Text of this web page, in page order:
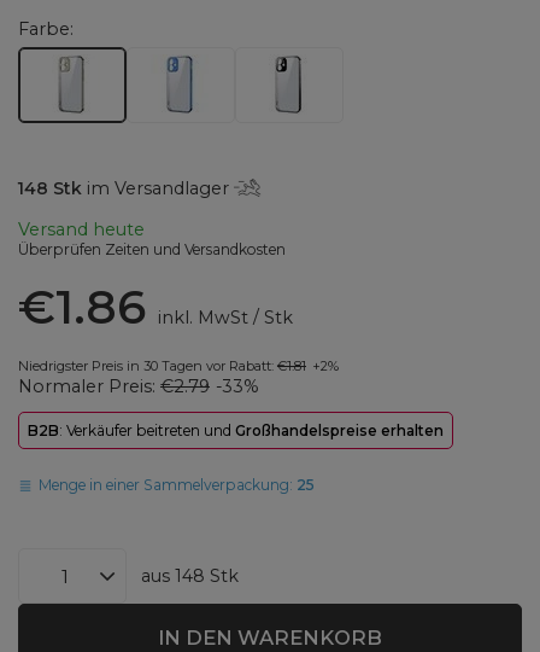
Farbe
148 Stk im Versandlager
Versand heute
Überprüfen Zeiten und Versandkosten
€1.86 inkl. MwSt/ Stk
Niedrigster Preis in 30 Tagen vor Rabatt: €1.81 +2%
Normaler Preis: €2.79 -33%
B2B: Verkäufer beitreten und Großhandelspreise erhalten
Menge in einer Sammelverpackung: 25
aus 148 Stk
IN DEN WARENKORB